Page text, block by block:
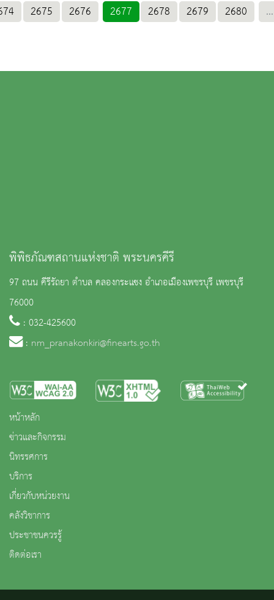
2675 2676 2677 2678 2679 2680 ...
พิพิธภัณฑสถานแห่งชาติ พระนครคีรี
97 ถนน คีรีรัถยา ตำบล คลองกระแซง อำเภอเมืองเพชรบุรี เพชรบุรี
76000
: 032-425600
: nm_pranakonkiri@finearts.go.th
หน้าหลัก
ข่าวและกิจกรรม
นิทรรศการ
บริการ
เกี่ยวกับหน่วยงาน
คลังวิชาการ
ประชาชนควรรู้
ติดต่อเรา